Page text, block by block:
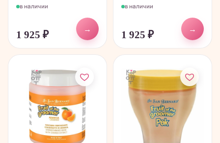
в наличии
1 925 ₽
→
в наличии
1 925 ₽
→